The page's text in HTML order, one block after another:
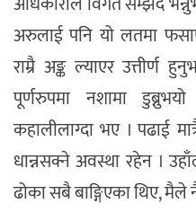
अरुलाई पनि यो लतमा
राम्रै अङ्क ल्याएर उत्तीर्ण
पूर्णरुपमा नशामा
कहालीलाग्दा भए । पढाई
धान्नसक्ने अवस्था रहेन ।
ढोका सबै बाङ्गिएका थिए, मैले